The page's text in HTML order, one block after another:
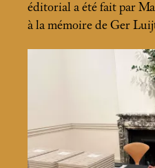
éditorial a été fait par
à la mémoire de Ger